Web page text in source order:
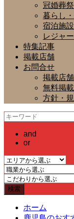
冠婚葬
暮らし
宿泊施
レジャ
特集記事
掲載店舗
お問合せ
掲載店
無料掲
方針・
and
or
ホーム